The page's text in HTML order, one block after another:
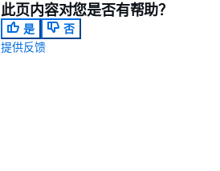
此页内容对您是否有帮助？
是
否
提供反馈